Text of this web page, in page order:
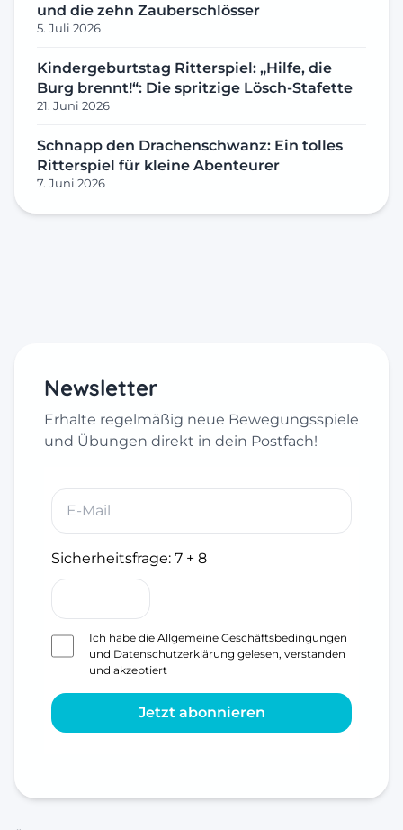
und die zehn Zauberschlösser
5. Juli 2026
Kindergeburtstag Ritterspiel: „Hilfe, die
Burg brennt!“: Die spritzige Lösch-Stafette
21. Juni 2026
Schnapp den Drachenschwanz: Ein tolles
Ritterspiel für kleine Abenteurer
7. Juni 2026
Newsletter
Erhalte regelmäßig neue Bewegungsspiele
und Übungen direkt in dein Postfach!
Sicherheitsfrage: 7 + 8
Ich habe die Allgemeine Geschäftsbedingungen
und Datenschutzerklärung gelesen, verstanden
und akzeptiert
Jetzt abonnieren